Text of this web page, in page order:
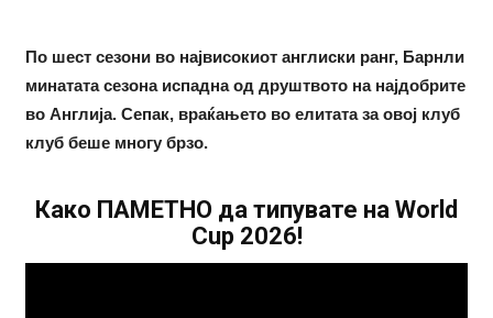
посилен од кога било
Ханси Флик не жали долго за Араухо, туку брзо најде замена во
англиската Премиер лига
Играч на Барселона бесен го напушти тренингот по
срцепарателните зборови на Флик
Кам-бек на терен за Мудрик по над 600 дена, но веднаш
По шест сезони во највисокиот англиски ранг, Барнли
минатата сезона испадна од друштвото на најдобрите
во Англија. Сепак, враќањето во елитата за овој клуб
клуб беше многу брзо.
Како ПАМЕТНО да типувате на World
Cup 2026!